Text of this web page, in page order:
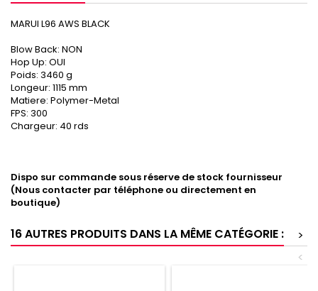
MARUI L96 AWS BLACK
Blow Back: NON
Hop Up: OUI
Poids: 3460 g
Longeur: 1115 mm
Matiere: Polymer-Metal
FPS: 300
Chargeur: 40 rds
Dispo sur commande sous réserve de stock fournisseur
(Nous contacter par téléphone ou directement en
boutique)
16 AUTRES PRODUITS DANS LA MÊME CATÉGORIE :
>
<